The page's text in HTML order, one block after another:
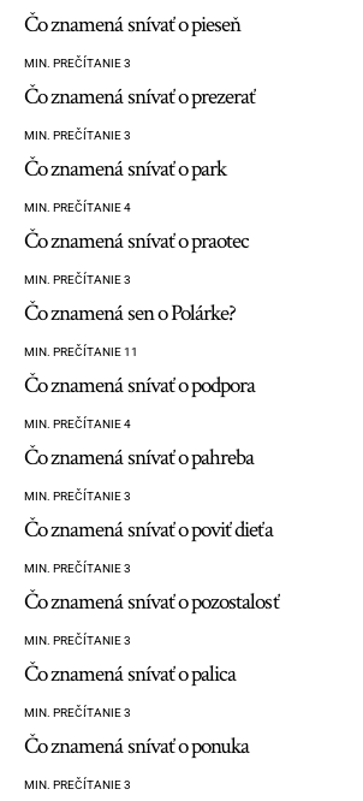
Čo znamená snívať o pieseň
MIN. PREČÍTANIE 3
Čo znamená snívať o prezerať
MIN. PREČÍTANIE 3
Čo znamená snívať o park
MIN. PREČÍTANIE 4
Čo znamená snívať o praotec
MIN. PREČÍTANIE 3
Čo znamená sen o Polárke?
MIN. PREČÍTANIE 11
Čo znamená snívať o podpora
MIN. PREČÍTANIE 4
Čo znamená snívať o pahreba
MIN. PREČÍTANIE 3
Čo znamená snívať o poviť dieťa
MIN. PREČÍTANIE 3
Čo znamená snívať o pozostalosť
MIN. PREČÍTANIE 3
Čo znamená snívať o palica
MIN. PREČÍTANIE 3
Čo znamená snívať o ponuka
MIN. PREČÍTANIE 3